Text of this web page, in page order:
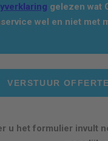
gelezen wat
wel en niet met
u het formulier invult